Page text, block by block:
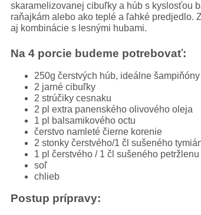
skaramelizovanej cibuľky a húb s kyslosťou
raňajkám alebo ako teplé a ľahké predjedlo.
aj kombinácie s lesnými hubami.
Na 4 porcie budeme potrebovať:
250g čerstvých húb, ideálne
2 jarné cibuľky
2 strúčiky cesnaku
2 pl extra panenského olivového oleja
1 pl balsamikového octu
čerstvo namleté čierne korenie
2 stonky čerstvého/1 čl sušeného
1 pl čerstvého / 1 čl sušeného
soľ
chlieb
Postup prípravy: